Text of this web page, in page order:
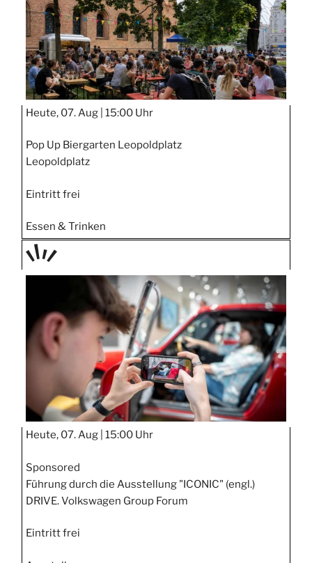
Heute, 07. Aug | 15:00 Uhr
Pop Up Biergarten Leopoldplatz
Leopoldplatz
Eintritt frei
Essen & Trinken
TAGE
Heute, 07. Aug | 15:00 Uhr
Sponsored
Führung durch die Ausstellung "ICONIC" (engl.)
DRIVE. Volkswagen Group Forum
Eintritt frei